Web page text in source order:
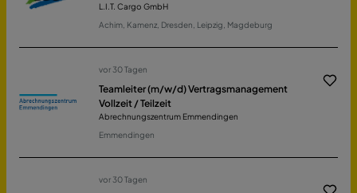
L.I.T. Cargo GmbH
Achim, Kamenz, Dresden, Leipzig, Magdeburg
vor 30 Tagen
Teamleiter (m/w/d) Vertragsmanagement
Vollzeit / Teilzeit
Abrechnungszentrum Emmendingen
Emmendingen
vor 30 Tagen